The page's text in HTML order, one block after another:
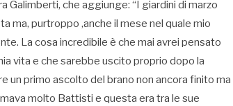
Galimberti, che aggiunge: “I giardini di marzo
ma, purtroppo ,anche il mese nel quale mio
La cosa incredibile è che mai avrei pensato
vita e che sarebbe uscito proprio dopo la
un primo ascolto del brano non ancora finito ma
molto Battisti e questa era tra le sue